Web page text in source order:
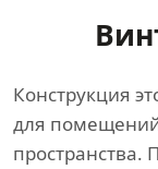
Конструкция
для
пространства.